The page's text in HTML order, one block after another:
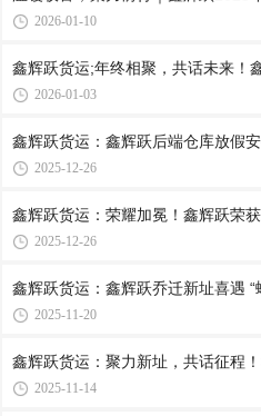
2026-01-10
鑫辉跃货运;年终相聚，共话未来！
2026-01-03
鑫辉跃货运：鑫辉跃后端仓库放假
2025-12-26
鑫辉跃货运：荣耀加冕！鑫辉跃荣
2025-12-26
鑫辉跃货运：鑫辉跃乔迁新址喜遇 “
2025-11-20
鑫辉跃货运：聚力新址，共话征程
2025-11-14